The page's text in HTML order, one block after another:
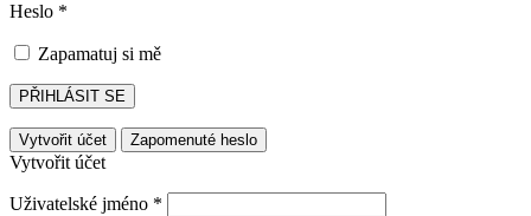
Heslo *
Zapamatuj si mě
PŘIHLÁSIT SE
Vytvořit účet Zapomenuté heslo
Vytvořit účet
Uživatelské jméno *